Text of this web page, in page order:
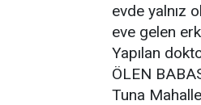
evde yalnız
eve gelen
Yapılan
ÖLEN
Tuna